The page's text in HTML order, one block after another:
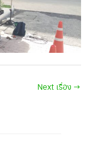
Next เรื่อง →